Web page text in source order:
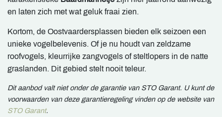
en laten zich met wat geluk fraai zien.
Kortom, de Oostvaardersplassen bieden elk seizoen een
unieke vogelbelevenis. Of je nu houdt van zeldzame
roofvogels, kleurrijke zangvogels of steltlopers in de natte
graslanden. Dit gebied stelt nooit teleur.
Dit aanbod valt niet onder de garantie van STO Garant. U kunt de
voorwaarden van deze garantieregeling vinden op de website van
STO Garant.